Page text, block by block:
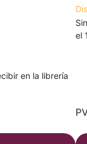
en la librería
el